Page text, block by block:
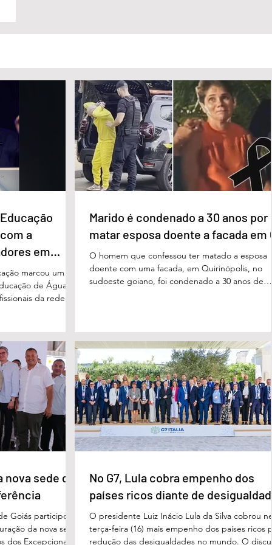
a
em
marcou um
de Águas
da rede
das futuras
municipal
destacou que o
aos
um
Marido é condenado a 30 anos por
matar esposa doente a facada em
O homem que confessou ter matado a esposa
doente com uma facada, em Quirinópolis, no
sudoeste goiano, foi condenado a 30 anos de
Acidente Vascular Cerebral (AVC) e estava em
condição de fragilidade física. De acordo com o
processo, Cléria foi morta com um único golpe
faca no pescoço, enquanto estava no quarto
repousando, desferido pelo
sede da
Goiás participou,
da nova sede
dos Excepcionais,
No G7, Lula cobra empenho dos
países ricos diante de
O presidente Luiz Inácio Lula da Silva cobrou
terça-feira (16) mais empenho dos países ricos
redução das desigualdades no mundo. O